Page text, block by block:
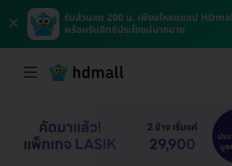
×
รับส่วนลด 200 บ. เพียงโหลดแอป
พร้อมรับสิทธิประโยชน์มากมาย